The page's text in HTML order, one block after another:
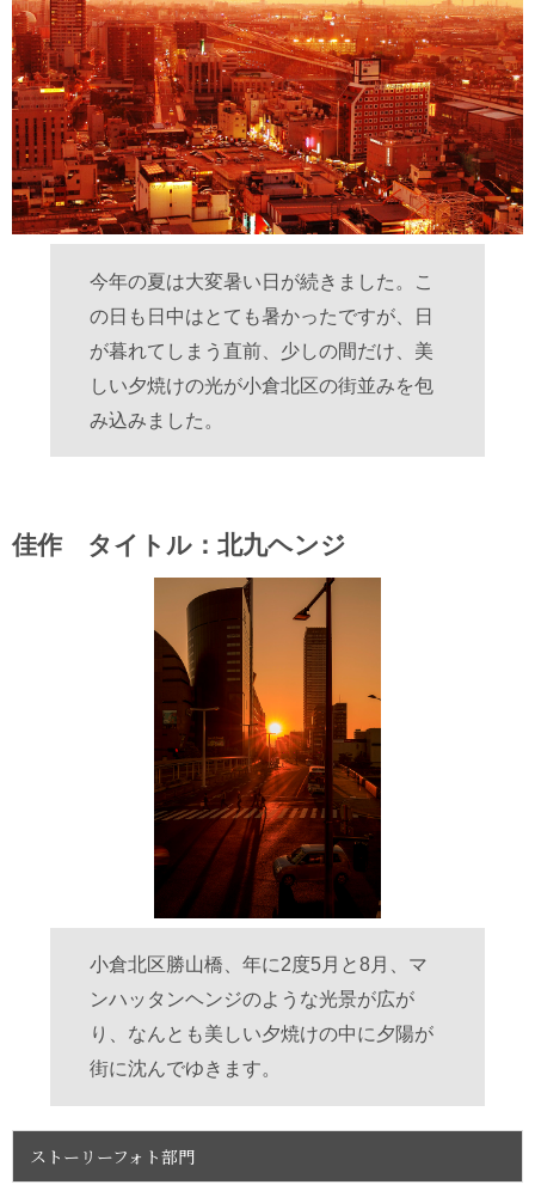
今年の夏は大変暑い日が続きました。こ
の日も日中はとても暑かったですが、日
が暮れてしまう直前、少しの間だけ、美
しい夕焼けの光が小倉北区の街並みを包
み込みました。
佳作 タイトル：北九ヘンジ
小倉北区勝山橋、年に2度5月と8月、マ
ンハッタンヘンジのような光景が広が
り、なんとも美しい夕焼けの中に夕陽が
街に沈んでゆきます。
ストーリーフォト部門